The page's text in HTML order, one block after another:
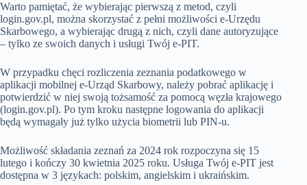
Warto pamiętać, że wybierając pierwszą z metod, czyli
login.gov.pl, można skorzystać z pełni możliwości e-Urzędu
Skarbowego, a wybierając drugą z nich, czyli dane autoryzujące
– tylko ze swoich danych i usługi Twój e-PIT.
W przypadku chęci rozliczenia zeznania podatkowego w
aplikacji mobilnej e-Urząd Skarbowy, należy pobrać aplikację i
potwierdzić w niej swoją tożsamość za pomocą węzła krajowego
(login.gov.pl). Po tym kroku następne logowania do aplikacji
będą wymagały już tylko użycia biometrii lub PIN-u.
Możliwość składania zeznań za 2024 rok rozpoczyna się 15
lutego i kończy 30 kwietnia 2025 roku. Usługa Twój e-PIT jest
dostępna w 3 językach: polskim, angielskim i ukraińskim.